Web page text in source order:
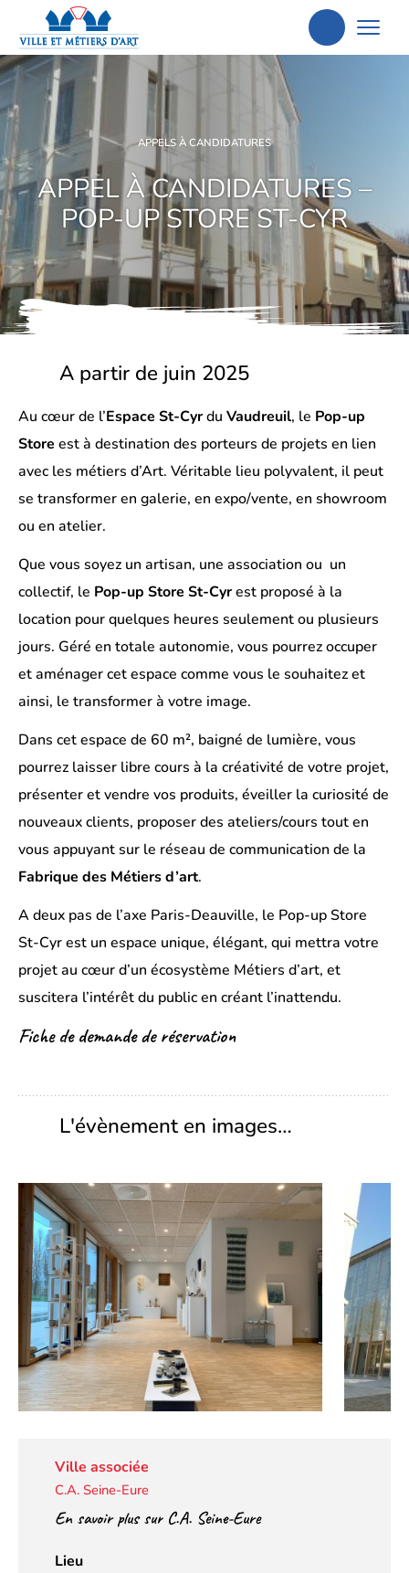
Aller
APPELS À CANDIDATURES
APPEL À CANDIDATURES –
POP-UP STORE ST-CYR
A partir de juin 2025
Au cœur de l’Espace St-Cyrdu Vaudreuil, le Pop-up
Store est à destination des porteurs de projets en lien
avec les métiers d’Art. Véritable lieu polyvalent, il peut
se transformer en galerie, en expo/vente, en showroom
ou en atelier.
Que vous soyez un artisan, une association ou un
collectif, le Pop-up Store St-Cyrest proposé à la
location pour quelques heures seulement ou plusieurs
jours. Géré en totale autonomie, vous pourrez occuper
et aménager cet espace comme vous le souhaitez et
ainsi, le transformer à votre image.
Dans cet espace de 60 m², baigné de lumière, vous
pourrez laisser libre cours à la créativité de votre projet,
présenter et vendre vos produits, éveiller la curiosité de
nouveaux clients, proposer des ateliers/cours tout en
vous appuyant sur le réseau de communication de la
Fabrique des Métiers d’art.
A deux pas de l’axe Paris-Deauville, le Pop-up Store
St-Cyr est un espace unique, élégant, qui mettra votre
projet au cœur d’un écosystème Métiers d’art, et
suscitera l’intérêt du public en créant l’inattendu.
Fiche de demande de réservation
L'évènement en images…
Ville associée
C.A. Seine-Eure
En savoir plus sur C.A. Seine-Eure
Lieu